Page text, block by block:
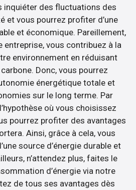
inquiéter des fluctuations des
et vous pourrez profiter d’une
et économique. Pareillement,
entreprise, vous contribuez à la
environnement en réduisant
Donc, vous pourrez
énergétique totale et
sur le long terme. Par
où vous choisissez
pourrez profiter des avantages
Ainsi, grâce à cela, vous
source d’énergie durable et
n’attendez plus, faites le
d’énergie via notre
de tous ses avantages dès